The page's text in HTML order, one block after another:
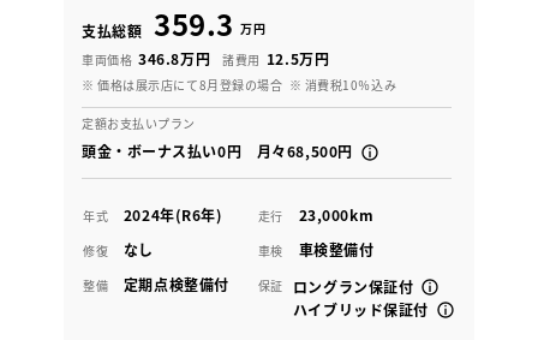
支払総額 359.3 万円
車両価格 346.8万円 諸費用 12.5万円
※ 価格は展示店にて8月登録の場合 ※ 消費税10％込み
定額お支払いプラン
頭金・ボーナス払い0円 月々68,500円
年式 2024年(R6年) 走行 23,000km
修復 なし 車検 車検整備付
整備 定期点検整備付 保証
ロングラン保証付
ハイブリッド保証付